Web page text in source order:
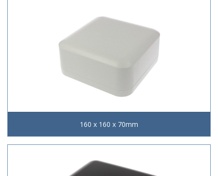
160 x 160 x 70mm